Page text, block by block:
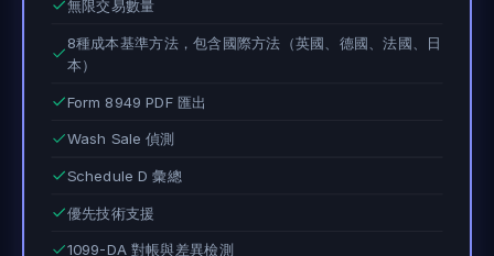
無限交易數量
8種成本基準方法，包含國際方法（英國、德國、法國、日
本）
Form 8949 PDF 匯出
Wash Sale 偵測
Schedule D 彙總
優先技術支援
1099-DA 對帳與差異檢測